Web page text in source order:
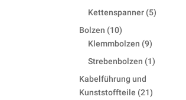
product
Kettenspanner 55
Bolzen 1010
products
Klemmbolzen 99
products
Strebenbolzen 11
Kabelführung und
Kunststoffteile 2121